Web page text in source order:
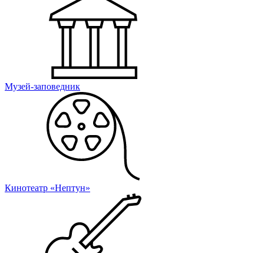
Музей-заповедник
Кинотеатр «Нептун»